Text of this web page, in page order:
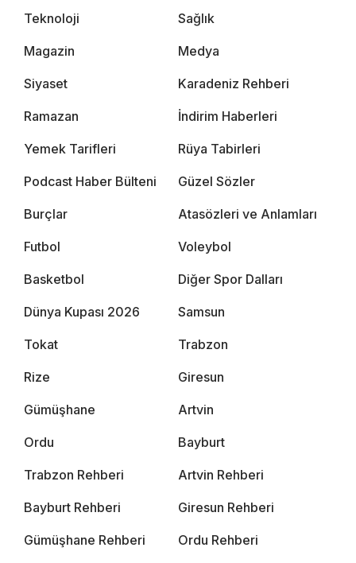
Teknoloji Sağlık
Magazin Medya
Siyaset Karadeniz Rehberi
Ramazan İndirim Haberleri
Yemek Tarifleri Rüya Tabirleri
Podcast Haber Bülteni Güzel Sözler
Burçlar Atasözleri ve Anlamları
Futbol Voleybol
Basketbol Diğer Spor Dalları
Dünya Kupası 2026 Samsun
Tokat Trabzon
Rize Giresun
Gümüşhane Artvin
Ordu Bayburt
Trabzon Rehberi Artvin Rehberi
Bayburt Rehberi Giresun Rehberi
Gümüşhane Rehberi Ordu Rehberi